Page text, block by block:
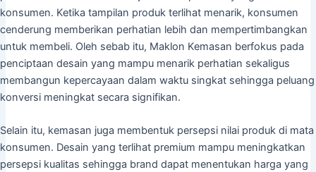
konsumen. Ketika tampilan produk terlihat menarik, konsumen
cenderung memberikan perhatian lebih dan mempertimbangkan
untuk membeli. Oleh sebab itu, Maklon Kemasan berfokus pada
penciptaan desain yang mampu menarik perhatian sekaligus
membangun kepercayaan dalam waktu singkat sehingga peluang
konversi meningkat secara signifikan.
Selain itu, kemasan juga membentuk persepsi nilai produk di mata
konsumen. Desain yang terlihat premium mampu meningkatkan
persepsi kualitas sehingga brand dapat menentukan harga yang